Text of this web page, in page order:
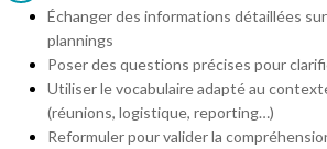
Échanger des informations détaillées
plannings
Poser des questions précises pour
Utiliser le vocabulaire adapté au
(réunions, logistique, reporting…)
Reformuler pour valider la